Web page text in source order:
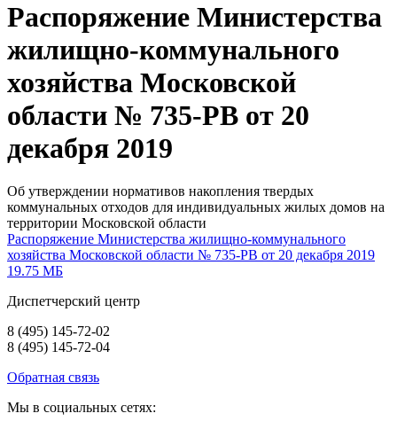
Распоряжение Министерства
жилищно-коммунального
хозяйства Московской
области № 735-РВ от 20
декабря 2019
Об утверждении нормативов накопления твердых
коммунальных отходов для индивидуальных жилых домов на
территории Московской области
Распоряжение Министерства жилищно-коммунального
хозяйства Московской области № 735-РВ от 20 декабря 2019
19.75 МБ
Диспетчерский центр
8 (495) 145-72-02
8 (495) 145-72-04
Обратная связь
Мы в социальных сетях: